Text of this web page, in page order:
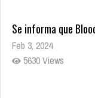
Se informa que
Feb 3, 2024
5630 Views